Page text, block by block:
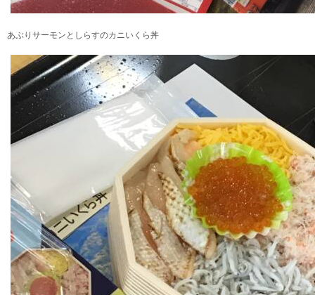
あぶりサーモンとしらすのカニいくら丼